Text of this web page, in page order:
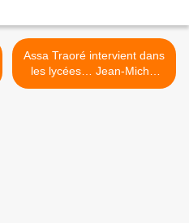
Assa Traoré intervient dans
les lycées… Jean-Michel
Blanquer est-il au courant ?